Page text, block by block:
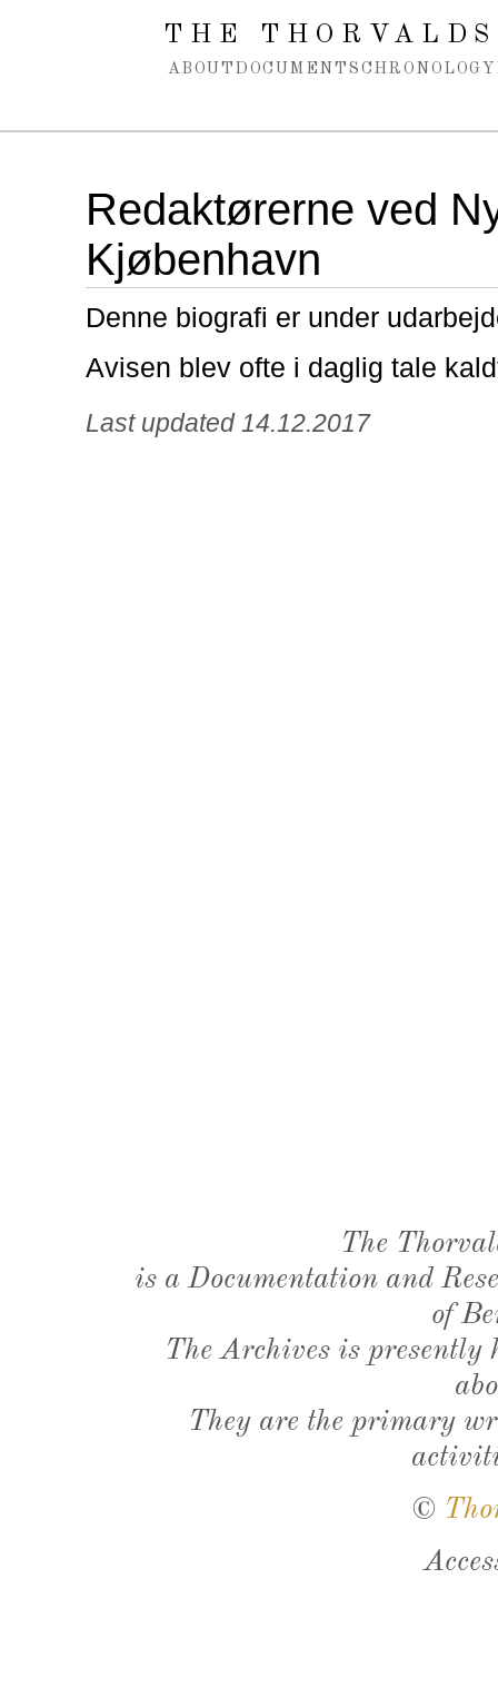
Spring navigation over
THE
ABOUT DOCUMENTS CHRONOLOGY
Redaktørerne ved
Kjøbenhavn
Denne biografi er under
Avisen blev ofte i daglig tale
Last updated 14.12.2017
The
is a Documentation and
of
The Archives is presently
They are the primary
©